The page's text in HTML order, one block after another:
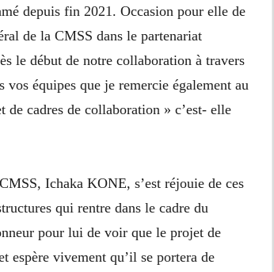
depuis fin 2021. Occasion pour elle de
de la CMSS dans le partenariat
le début de notre collaboration à travers
équipes que je remercie également au
de cadres de collaboration » c’est- elle
Ichaka KONE, s’est réjouie de ces
qui rentre dans le cadre du
pour lui de voir que le projet de
espère vivement qu’il se portera de